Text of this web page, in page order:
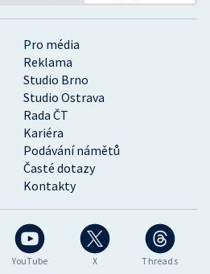
YouTube X Threads
Pro média
Reklama
Studio Brno
Studio Ostrava
Rada ČT
Kariéra
Podávání námětů
Časté dotazy
Kontakty